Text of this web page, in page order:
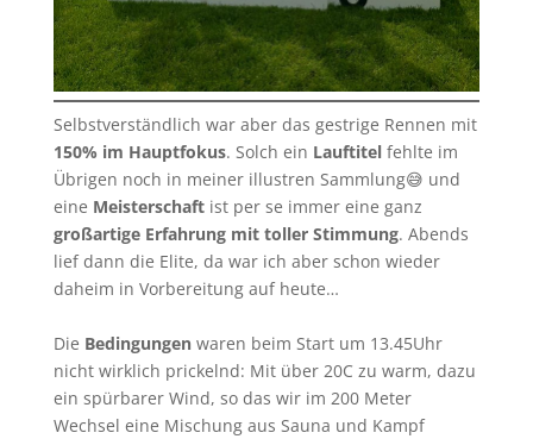
Selbstverständlich war aber das gestrige Rennen mit
150% im Hauptfokus. Solch ein Lauftitelfehlte im
Übrigen noch in meiner illustren Sammlung😅 und
eine Meisterschaft ist per se immer eine ganz
großartige Erfahrung mit toller Stimmung. Abends
lief dann die Elite, da war ich aber schon wieder
daheim in Vorbereitung auf heute…
Die Bedingungenwaren beim Start um 13.45Uhr
nicht wirklich prickelnd: Mit über 20C zu warm, dazu
ein spürbarer Wind, so das wir im 200 Meter
Wechsel eine Mischung aus Sauna und Kampf